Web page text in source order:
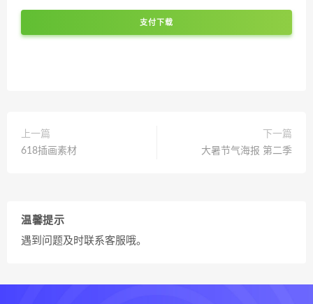
支付下载
上一篇
618插画素材
下一篇
大暑节气海报 第二季
温馨提示
遇到问题及时联系客服哦。